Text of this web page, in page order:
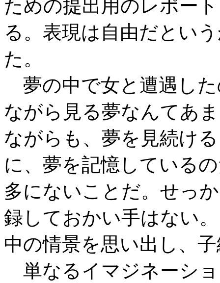
ための提出用のレポー
る。表現は自由だとい
た。
夢の中で女と遭遇し
ながら見る夢なんてあ
ながらも、夢を見続け
に、夢を記憶している
多にないことだ。せっ
録しておかい手はない
中の情景を思い出し、
単なるイマジネーシ